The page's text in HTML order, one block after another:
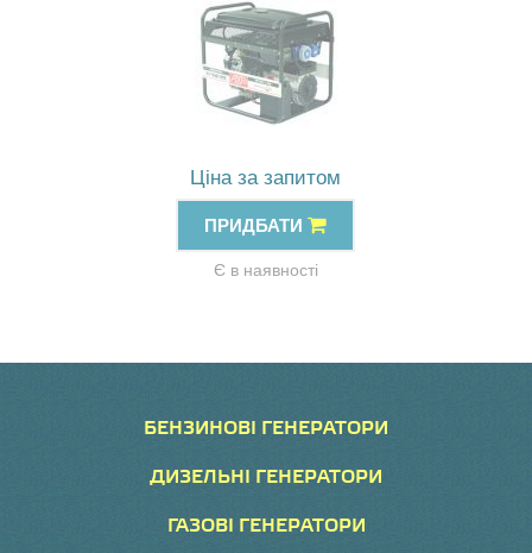
Ціна за запитом
ПРИДБАТИ
Є в наявності
БЕНЗИНОВІ ГЕНЕРАТОРИ
ДИЗЕЛЬНІ ГЕНЕРАТОРИ
ГАЗОВІ ГЕНЕРАТОРИ